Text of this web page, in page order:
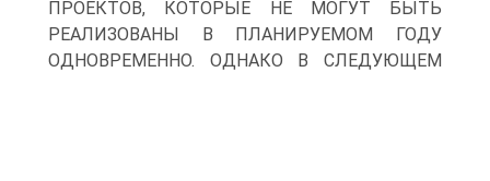
ПРОЕКТОВ, КОТОРЫЕ НЕ МОГУТ БЫТЬ
РЕАЛИЗОВАНЫ В ПЛАНИРУЕМОМ ГОДУ
ОДНОВРЕМЕННО. ОДНАКО В СЛЕДУЮЩЕМ